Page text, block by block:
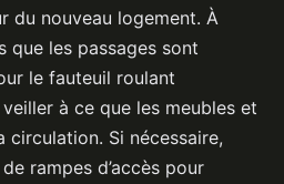
du nouveau logement. À
que les passages sont
le fauteuil roulant
à ce que les meubles et
circulation. Si nécessaire,
rampes d’accès pour